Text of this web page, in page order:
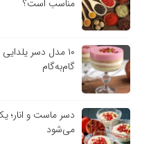
مناسب است؟
گام‌به‌گام
می‌شود